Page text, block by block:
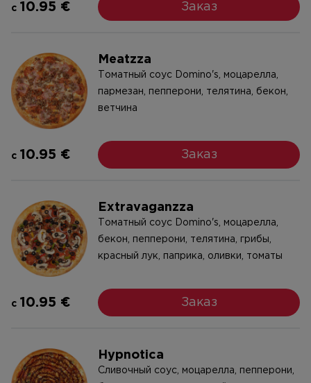
c 10.95 € Заказ
Meatzza
Tоматный соус Domino's, моцарелла,
пармезан, пепперони, телятина, бекон,
ветчина
c 10.95 € Заказ
Extravaganzza
Tоматный соус Domino's, моцарелла,
бекон, пепперони, телятина, грибы,
красный лук, паприка, оливки, томаты
c 10.95 € Заказ
Hypnotica
Cливочный соус, моцарелла, пепперони,